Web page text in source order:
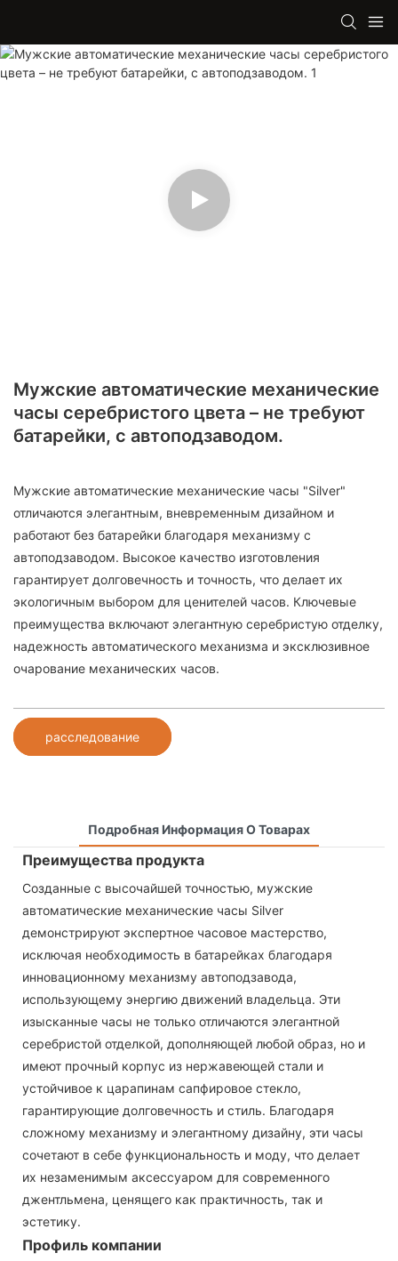
Мужские автоматические механические
часы серебристого цвета – не требуют
батарейки, с автоподзаводом.
Мужские автоматические механические часы "Silver"
отличаются элегантным, вневременным дизайном и
работают без батарейки благодаря механизму с
автоподзаводом. Высокое качество изготовления
гарантирует долговечность и точность, что делает их
экологичным выбором для ценителей часов. Ключевые
преимущества включают элегантную серебристую отделку,
надежность автоматического механизма и эксклюзивное
очарование механических часов.
расследование
Подробная Информация О Товарах
Преимущества продукта
Созданные с высочайшей точностью, мужские
автоматические механические часы Silver
демонстрируют экспертное часовое мастерство,
исключая необходимость в батарейках благодаря
инновационному механизму автоподзавода,
использующему энергию движений владельца. Эти
изысканные часы не только отличаются элегантной
серебристой отделкой, дополняющей любой образ, но и
имеют прочный корпус из нержавеющей стали и
устойчивое к царапинам сапфировое стекло,
гарантирующие долговечность и стиль. Благодаря
сложному механизму и элегантному дизайну, эти часы
сочетают в себе функциональность и моду, что делает
их незаменимым аксессуаром для современного
джентльмена, ценящего как практичность, так и
эстетику.
Профиль компании